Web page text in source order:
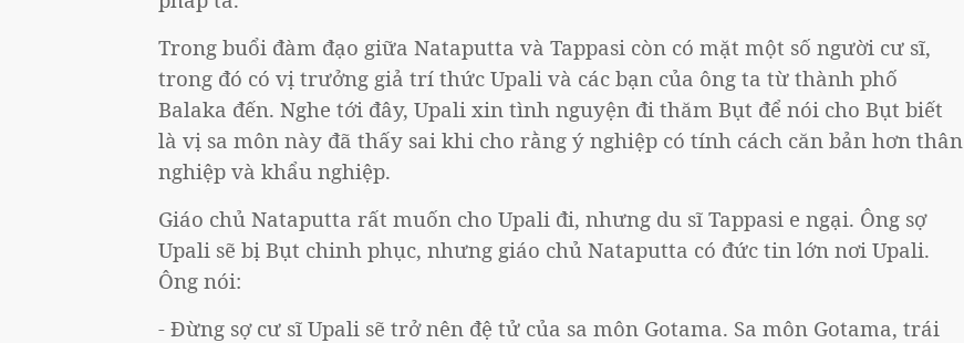
Trong buổi đàm đạo giữa Nataputta và Tappasi còn có mặt một số người cư sĩ,
trong đó có vị trưởng giả trí thức Upali và các bạn của ông ta từ thành phố
Balaka đến. Nghe tới đây, Upali xin tình nguyện đi thăm Bụt để nói cho Bụt biết
là vị sa môn này đã thấy sai khi cho rằng ý nghiệp có tính cách căn bản hơn thân
nghiệp và khẩu nghiệp.
Giáo chủ Nataputta rất muốn cho Upali đi, nhưng du sĩ Tappasi e ngại. Ông sợ
Upali sẽ bị Bụt chinh phục, nhưng giáo chủ Nataputta có đức tin lớn nơi Upali.
Ông nói:
- Đừng sợ cư sĩ Upali sẽ trở nên đệ tử của sa môn Gotama. Sa môn Gotama, trái